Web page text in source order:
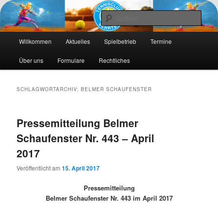
Tennis-Vehrte
Die Webseite des Tennisclub Vehrte e. V.
Zum
primären
Zum
sekundären
Willkommen Aktuelles Spielbetrieb Termine
Über uns Formulare Rechtliches
SCHLAGWORTARCHIV:BELMER SCHAUFENSTER
Pressemitteilung Belmer
Schaufenster Nr. 443 – April
2017
Veröffentlicht am15. April 2017
Pressemitteilung
Belmer Schaufenster Nr. 443 im April 2017